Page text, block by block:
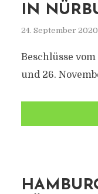
IN
24. September 2020
Beschlüsse vom
und 26.